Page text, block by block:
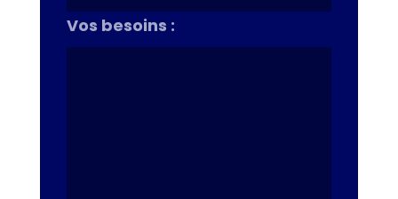
Vos besoins :